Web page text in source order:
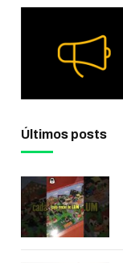
Últimos posts